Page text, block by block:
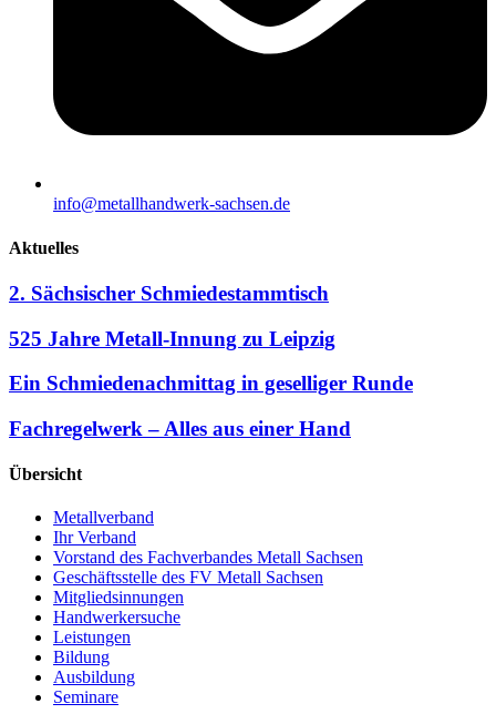
info@metallhandwerk-sachsen.de
Aktuelles
2. Sächsischer Schmiedestammtisch
525 Jahre Metall-Innung zu Leipzig
Ein Schmiedenachmittag in geselliger Runde
Fachregelwerk – Alles aus einer Hand
Übersicht
Metallverband
Ihr Verband
Vorstand des Fachverbandes Metall Sachsen
Geschäftsstelle des FV Metall Sachsen
Mitgliedsinnungen
Handwerkersuche
Leistungen
Bildung
Ausbildung
Seminare